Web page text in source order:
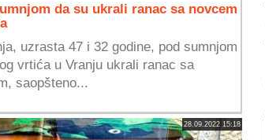
da su ukrali ranac sa novcem
uzrasta 47 i 32 godine, pod sumnjom
vrtića u Vranju ukrali ranac sa
saopšteno...
28.09.2022 15:18